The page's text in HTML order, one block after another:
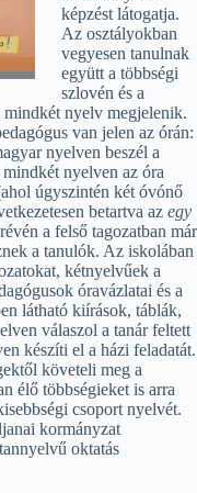
képzést látogatja.
Az osztályokban
vegyesen tanulnak
együtt a többségi
szlovén és a
nyelv megjelenik.
van jelen az órán:
nyelven beszél a
nyelven az óra
úgyszintén két óvónő
betartva az egy
a felső tagozatban már
a tanulók. Az iskolában
kétnyelvűek a
óravázlatai és a
látható kiírások, táblák,
válaszol a tanár feltett
készíti el a házi feladatát.
követeli meg a
élő többségieket is arra
csoport nyelvét.
kormányzat
oktatás